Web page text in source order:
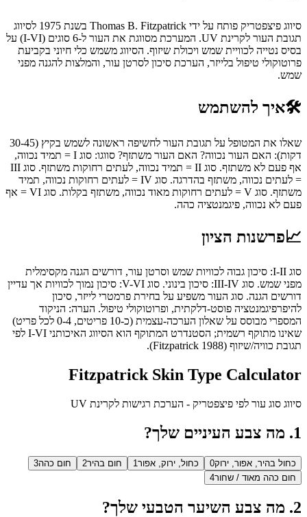
סיווג פיצפטריק פותח על ידי Thomas B. Fitzpatrick בשנת 1975 לסיווג
תגובת העור לקרינת UV. המערכת מסווגת את העור ל-6 סוגים (I-VI) על
בסיס נטייה לכוויית שמש ויכולת שיזוף. הסיווג משמש כלי חיוני בקביעת
פרוטוקולי טיפול בלייזר, הערכת סיכון לסרטן עור, והמלצות להגנה מפני
שמש.
🛠️איך להשתמש
שאלו את המטופל על תגובת העור לחשיפה ראשונה לשמש בקיץ (30-45
דקות): האם העור נכווה? האם העור משתזף? סווגו: סוג I = תמיד נכווה,
אף פעם לא משתזף. סוג II = תמיד נכווה, לעתים רחוקות משתזף. סוג III
= לעתים נכווה, משתזף בהדרגה. סוג IV = לעתים רחוקות נכווה, תמיד
משתזף. סוג V = לעתים רחוקות מאוד נכווה, משתזף בקלות. סוג VI = אף
פעם לא נכווה, פיגמנטציה כהה.
📈פרשנות הציון
סוג I-II: סיכון גבוה לכוויות שמש וסרטן עור, דורשים הגנה מקסימלית
מפני שמש. סוג III-IV: סיכון בינוני. סוג V-VI: סיכון נמוך לכוויות אך עדיין
דורשים הגנה. סוג העור משפיע על בחירת פרמטרי לייזר, סיכון
להיפרפיגמנטציה פוסט-דלקתית, ופרוטוקולי טיפול. הערה: הניקוד
המספרי מבוסס על שאלון הערכה-עצמית (כ-10 פריטים, 0-4 לכל פריט)
שאינו מתוקף רשמית; הסטנדרט המתוקף הוא הסיווג האיכותני I-VI לפי
תגובת כוויה/שיזוף (Fitzpatrick 1988).
Fitzpatrick Skin Type Calculator
סיווג סוג עור לפי פיצפטריק - הערכת רגישות לקרינת UV
1
. מה צבע העיניים שלך?
כחול בהיר, אפור, ירוק0 כחול, ירוק, אפור1 חום בהיר2 חום כהה3
חום כהה מאוד / שחור4
2
. מה צבע השיער הטבעי שלך?